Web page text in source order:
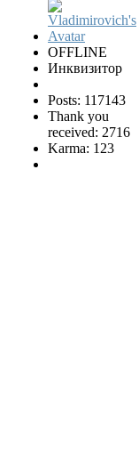
OFFLINE
Инквизитор
Posts: 117143
Thank you
received: 2716
Karma: 123